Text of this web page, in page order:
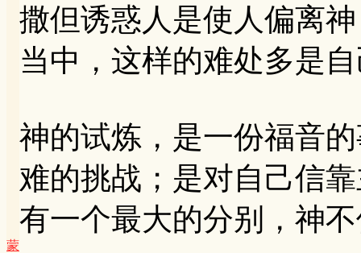
蒙
撒但诱惑人是使人偏离
当中，这样的难处多是
神的试炼，是一份福音
难的挑战；是对自己信
有一个最大的分别，神